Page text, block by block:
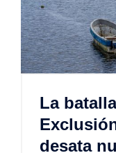
La
desata